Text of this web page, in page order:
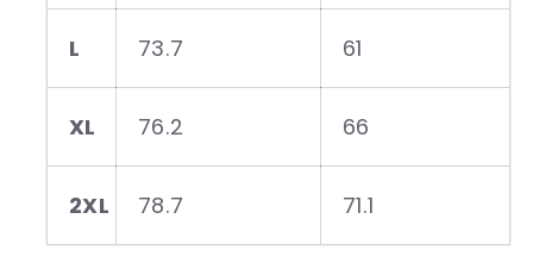
L 73.7 61
XL 76.2 66
2XL 78.7 71.1